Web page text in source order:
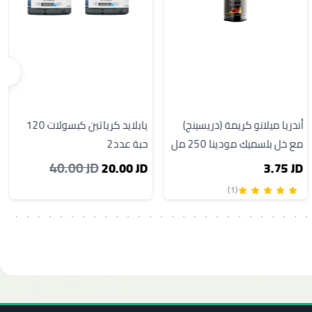
أندريا ميلانو كريمة (دريسينج)
مع خل بلسميك مودينا 250 مل
3.75 JD
(1)
يابلايد كرياتين كبسولات 120
حبة عدد2
40.00 JD20.00 JD